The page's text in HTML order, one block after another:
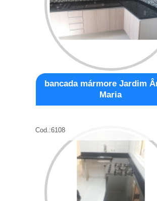
bancada mármore Jardim
Maria
Cod.:6108